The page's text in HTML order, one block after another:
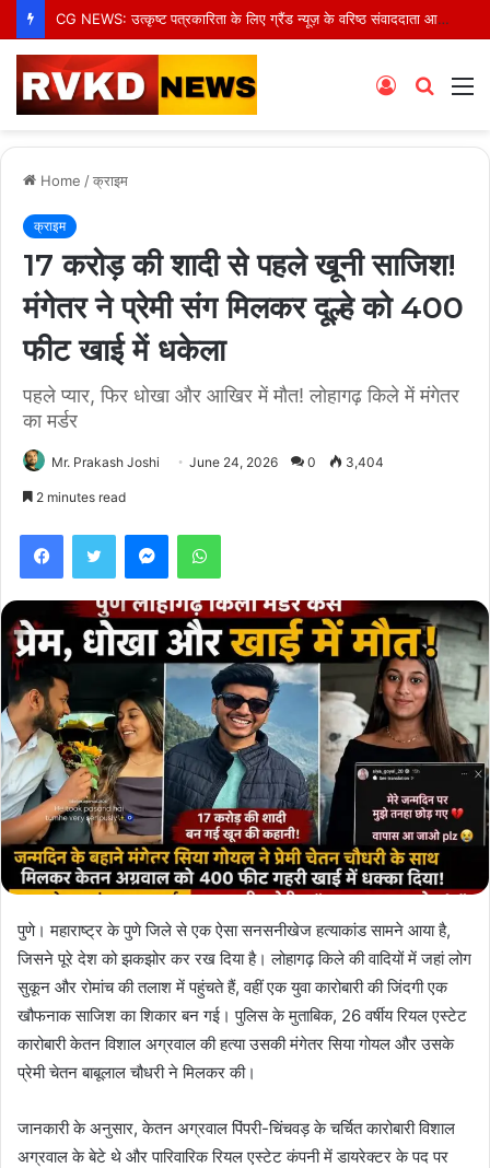
CG NEWS: उत्कृष्ट पत्रकारिता के लिए ग्रैंड न्यूज़ के वरिष्ठ संवाददाता आर.के. राजपूत हुए सम्मानित
Search
Log
Home /क्राइम
क्राइम
17 करोड़ की शादी से पहले खूनी साजिश!
मंगेतर ने प्रेमी संग मिलकर दूल्हे को 400
फीट खाई में धकेला
पहले प्यार, फिर धोखा और आखिर में मौत! लोहागढ़ किले में मंगेतर
का मर्डर
Mr. Prakash Joshi June 24, 2026 0 3,404
2 minutes read
FacebookTwitter MessengerWhatsApp
पुणे। महाराष्ट्र के पुणे जिले से एक ऐसा सनसनीखेज हत्याकांड सामने आया है,
जिसने पूरे देश को झकझोर कर रख दिया है। लोहागढ़ किले की वादियों में जहां लोग
सुकून और रोमांच की तलाश में पहुंचते हैं, वहीं एक युवा कारोबारी की जिंदगी एक
खौफनाक साजिश का शिकार बन गई। पुलिस के मुताबिक, 26 वर्षीय रियल एस्टेट
कारोबारी केतन विशाल अग्रवाल की हत्या उसकी मंगेतर सिया गोयल और उसके
प्रेमी चेतन बाबूलाल चौधरी ने मिलकर की।
जानकारी के अनुसार, केतन अग्रवाल पिंपरी-चिंचवड़ के चर्चित कारोबारी विशाल
अग्रवाल के बेटे थे और पारिवारिक रियल एस्टेट कंपनी में डायरेक्टर के पद पर